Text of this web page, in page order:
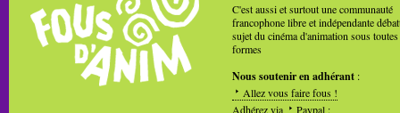
C'est aussi et surtout une communauté
francophone libre et indépendante
sujet du cinéma d'animation sous toutes
formes
Nous soutenir en adhérant :
Allez vous faire fous !
Adhérez via
Paypal :